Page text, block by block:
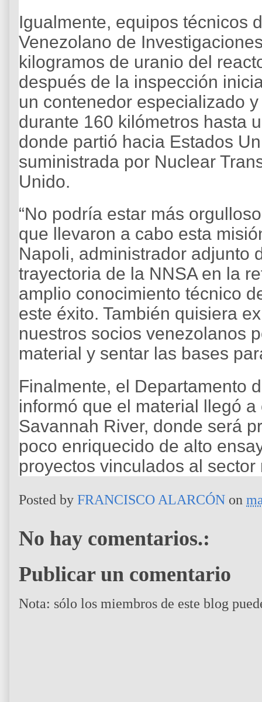
Igualmente, equipos técnicos
Venezolano de
kilogramos de uranio del
después de la inspección
un contenedor especializado
durante 160 kilómetros hasta
donde partió hacia Estados
suministrada por Nuclear
Unido.
“No podría estar más
que llevaron a cabo esta
Napoli, administrador adjunto
trayectoria de la NNSA en la
amplio conocimiento técnico
este éxito. También quisiera
nuestros socios venezolanos
material y sentar las bases
Finalmente, el Departamento
informó que el material llegó
Savannah River, donde será
poco enriquecido de alto
proyectos vinculados al
Posted by FRANCISCO ALARCÓN on
No hay comentarios.:
Publicar un comentario
Nota: sólo los miembros de este blog